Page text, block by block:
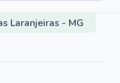
Laranjeiras - MG